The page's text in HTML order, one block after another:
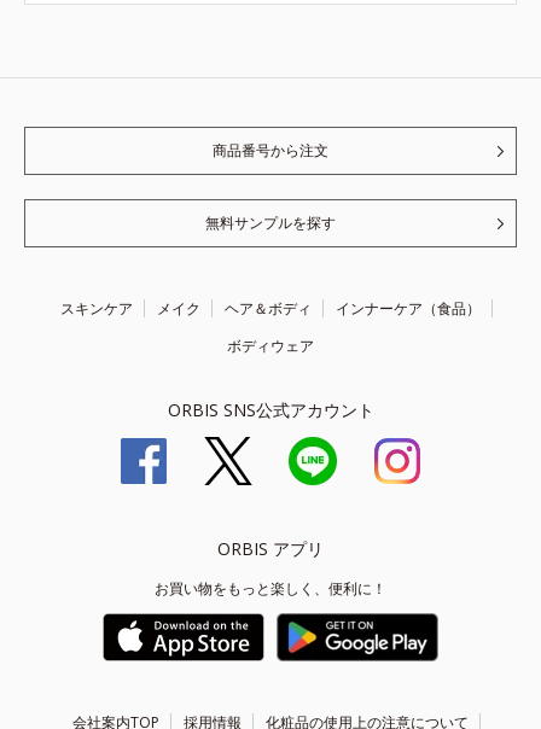
商品番号から注文
無料サンプルを探す
スキンケア メイク ヘア＆ボディ
インナーケア（食品）
ボディウェア
ORBIS SNS公式アカウント
ORBIS アプリ
お買い物をもっと楽しく、便利に！
会社案内TOP 採用情報 化粧品の使用上の注意について